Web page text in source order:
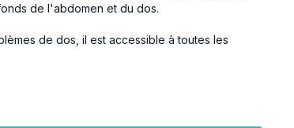
de l'abdomen et du dos.
de dos, il est accessible à toutes les